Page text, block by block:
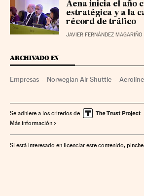
Aena inicia el año
estratégica y a la
récord de tráfico
JAVIER FERNÁNDEZ MAGARIÑO
ARCHIVADO EN
Empresas Norwegian Air Shuttle
Turismo Dividendo Quiebra empresas
Se adhiere a los criterios de
Más información
Si está interesado en licenciar este contenido, pinche